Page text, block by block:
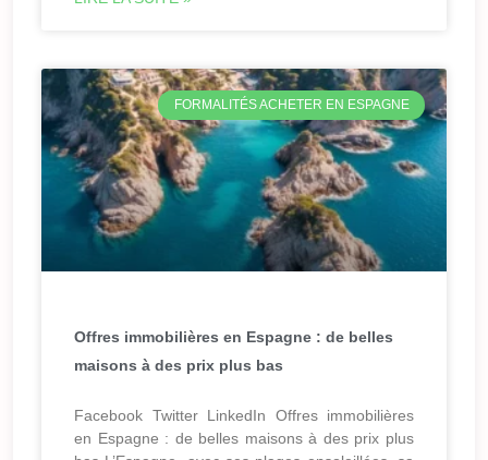
FORMALITÉS ACHETER EN ESPAGNE
Offres immobilières en Espagne : de belles
maisons à des prix plus bas
Facebook Twitter LinkedIn Offres immobilières
en Espagne : de belles maisons à des prix plus